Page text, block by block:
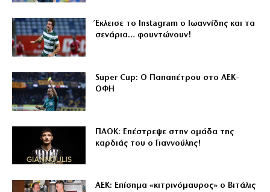
Έκλεισε το Instagram ο Ιωαννίδης και τα
σενάρια… φουντώνουν!
Super Cup: Ο Παπαπέτρου στο ΑΕΚ-
ΟΦΗ
ΠΑΟΚ: Επέστρεψε στην ομάδα της
καρδιάς του ο Γιαννούλης!
ΑΕΚ: Επίσημα «κιτρινόμαυρος» ο Βιτάλις